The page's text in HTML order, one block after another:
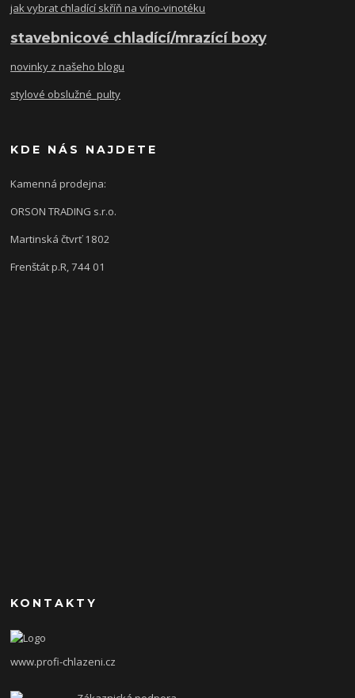
jak vybrat chladící skříň na víno-vinotéku
stavebnicové chladící/mrazící boxy
novinky z našeho blogu
stylové obslužné pulty
KDE NÁS NAJDETE
Kamenná prodejna:
ORSON TRADING s.r.o.
Martinská čtvrť 1802
Frenštát p.R, 744 01
KONTAKTY
www.profi-chlazeni.cz